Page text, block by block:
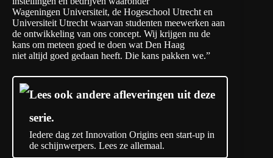
Wageningen Universiteit, de Hogeschool Utrecht en
Universiteit Utrecht waarvan studenten meewerken aan
de ontwikkeling van ons concept. Wij krijgen nu de
kans om meteen goed te doen wat Den Haag
niet altijd goed gedaan heeft. Die kans pakken we.”
Lees ook andere afleveringen uit deze
serie.
Iedere dag zet Innovation Origins een start-up in
de schijnwerpers. Lees ze allemaal.